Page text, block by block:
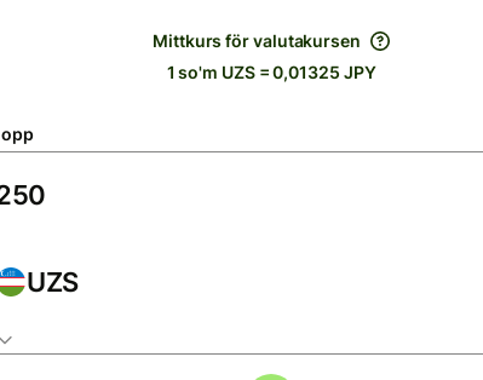
Mittkurs för valutakursen
1 so'm UZS = 0,01325 JPY
UZS